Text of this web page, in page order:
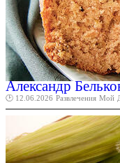
Александр
🕑 12.06.2026 Развлечения Мой